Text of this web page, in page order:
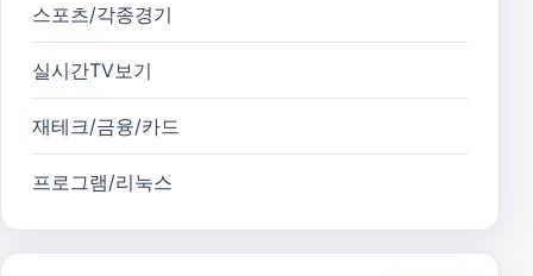
스포츠/각종경기
실시간TV보기
재테크/금융/카드
프로그램/리눅스